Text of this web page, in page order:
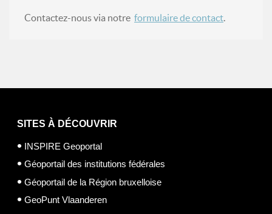
Contactez-nous via notre formulaire de contact.
SITES À DÉCOUVRIR
INSPIRE Geoportal
Géoportail des institutions fédérales
Géoportail de la Région bruxelloise
GeoPunt Vlaanderen